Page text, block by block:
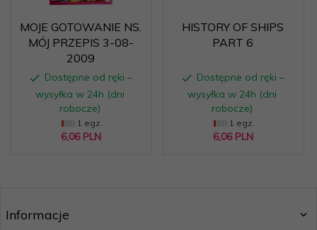
MOJE GOTOWANIE NS.
MÓJ PRZEPIS 3-08-
2009
Dostępne od ręki –
wysyłka w 24h (dni
robocze)
1 egz.
6,06 PLN
HISTORY OF SHIPS
PART 6
Dostępne od ręki –
wysyłka w 24h (dni
robocze)
1 egz.
6,06 PLN
Informacje